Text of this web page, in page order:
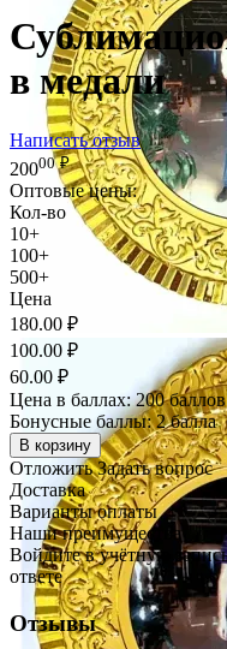
в медали
Написать отзыв
20000 ₽
Оптовые цены:
Кол-во
10+
100+
500+
Цена
180.00 ₽
100.00 ₽
60.00 ₽
Цена в баллах: 200 баллов
Бонусные баллы: 2 балла
В корзину
Отложить Задать вопрос
Доставка
Варианты оплаты
Наши преимущества
Войдите в учётную
ответе
Отзывы